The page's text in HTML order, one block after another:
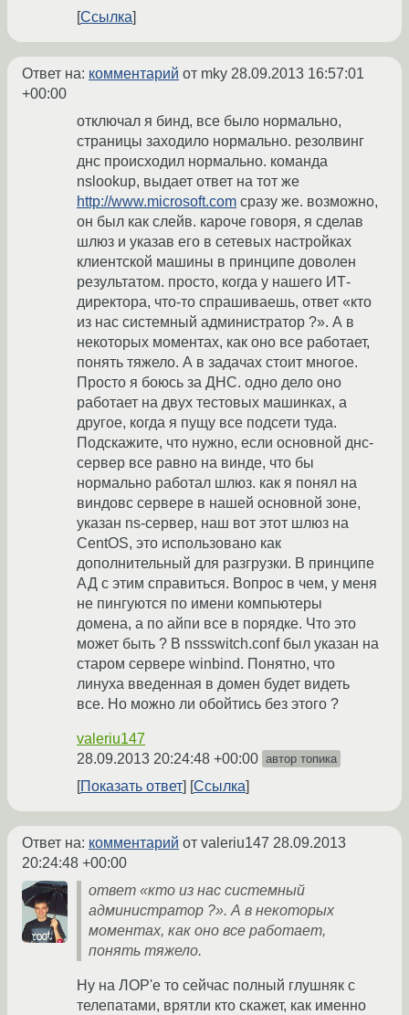
Ссылка
Ответ на: комментарий от mky 28.09.2013 16:57:01
+00:00
отключал я бинд, все было нормально,
страницы заходило нормально. резолвинг
днс происходил нормально. команда
nslookup, выдает ответ на тот же
http://www.microsoft.com сразу же. возможно,
он был как слейв. кароче говоря, я сделав
шлюз и указав его в сетевых настройках
клиентской машины в принципе доволен
результатом. просто, когда у нашего ИТ-
директора, что-то спрашиваешь, ответ «кто
из нас системный администратор ?». А в
некоторых моментах, как оно все работает,
понять тяжело. А в задачах стоит многое.
Просто я боюсь за ДНС. одно дело оно
работает на двух тестовых машинках, а
другое, когда я пущу все подсети туда.
Подскажите, что нужно, если основной днс-
сервер все равно на винде, что бы
нормально работал шлюз. как я понял на
виндовс сервере в нашей основной зоне,
указан ns-сервер, наш вот этот шлюз на
CentOS, это использовано как
дополнительный для разгрузки. В принципе
АД с этим справиться. Вопрос в чем, у меня
не пингуются по имени компьютеры
домена, а по айпи все в порядке. Что это
может быть ? В nssswitch.conf был указан на
старом сервере winbind. Понятно, что
линуха введенная в домен будет видеть
все. Но можно ли обойтись без этого ?
valeriu147
28.09.2013 20:24:48 +00:00 автор топика
Показать ответ Ссылка
Ответ на: комментарий от valeriu147 28.09.2013
20:24:48 +00:00
ответ «кто из нас системный
администратор ?». А в некоторых
моментах, как оно все работает,
понять тяжело.
Ну на ЛОР'е то сейчас полный глушняк с
телепатами, врятли кто скажет, как именно